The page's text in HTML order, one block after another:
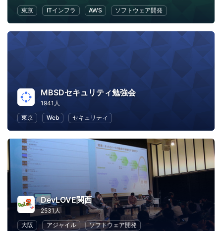
東京
ITインフラ AWS ソフトウェア開発
MBSDセキュリティ勉強会
1941人
東京
Web セキュリティ
DevLOVE関西
2531人
大阪
アジャイル ソフトウェア開発